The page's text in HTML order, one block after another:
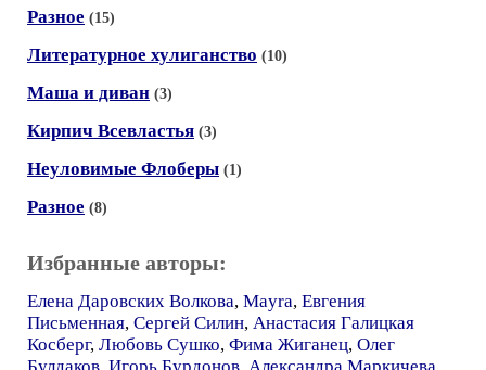
Разное (15)
Литературное хулиганство (10)
Маша и диван (3)
Кирпич Всевластья (3)
Неуловимые Флоберы (1)
Разное (8)
Избранные авторы:
Елена Даровских Волкова, Mayra, Евгения
Письменная, Сергей Силин, Анастасия Галицкая
Косберг, Любовь Сушко, Фима Жиганец, Олег